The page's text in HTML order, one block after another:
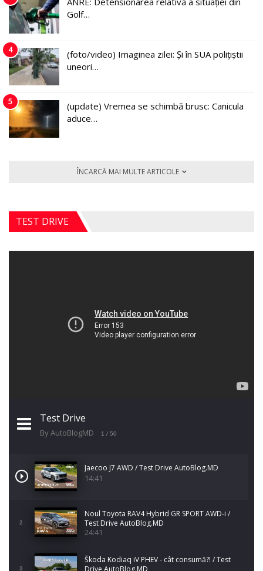
Golf…
4
(foto/video) Imaginea zilei: Și în SUA polițiștii
uneori…
5
(update) Vremea se schimbă brusc: Canicula
aduce…
ÎNCARCĂ MAI MULTE ARTICOLE
TEST DRIVE
Test Drive
By AutoBlogMD 1 / 50
Jaecoo J7 AWD / Test Drive AutoBlog.MD
14:41
2
Noul Toyota RAV4 Hybrid GR SPORT AWD-i /
Test Drive AutoBlog.MD
24:41
3
Škoda Kodiaq iV PHEV - cât consumă?! / Test
Drive AutoBlog.MD